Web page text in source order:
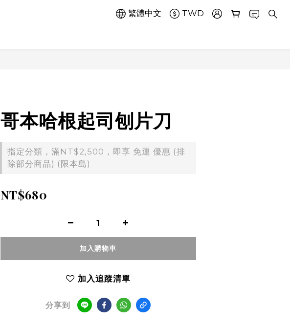
繁體中文 TWD
哥本哈根起司刨片刀
指定分類，滿NT$2,500，即享 免運 優惠 (排
除部分商品) (限本島)
NT$680
加入購物車
加入追蹤清單
分享到